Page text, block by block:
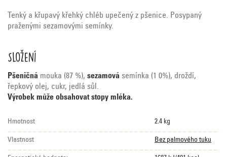
Tenký a křupavý křehký chléb upečený z pšenice. Posypaný
praženými sezamovými semínky.
Složení
Pšeničná mouka (87 %), sezamová semínka (1 0%), droždí,
řepkový olej, cukr, jedlá sůl.
Výrobek může obsahovat stopy mléka.
Hmotnost 2.4 kg
Vlastnost Bez palmového tuku